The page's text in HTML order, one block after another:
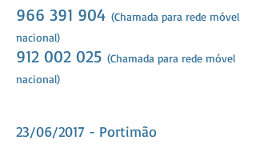
966 391 904 (Chamada para rede móvel
nacional)
912 002 025 (Chamada para rede móvel
nacional)
23/06/2017 - Portimão